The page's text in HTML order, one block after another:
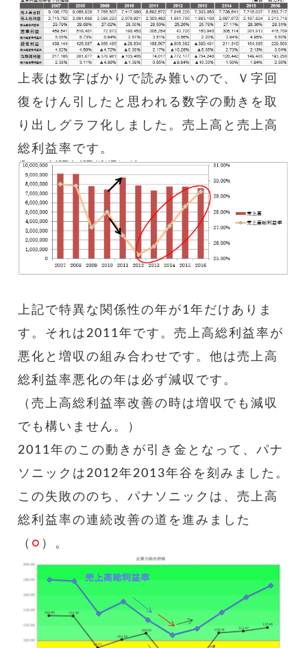
上表は数字ばかりで読み難いので、Ｖ字回
復をけん引したと思われる数字の動きを取
り出しグラフ化しました。売上高と売上高
総利益率です。
上記で特異な関係性の年が1年だけありま
す。それは2011年です。売上高総利益率が
悪化と増収の組み合わせです。他は売上高
総利益率悪化の年は必ず減収です。
（売上高総利益率改善の時は増収でも減収
でも構いません。）
2011年のこの動きが引き金となって、パナ
ソニックは2012年2013年谷を刻みました。
この失敗ののち、パナソニックは、売上高
総利益率の連続改善の道を進みました
（ ○ ）。